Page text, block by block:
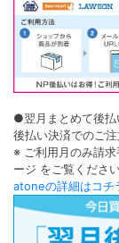
●翌月まとめて後払
後払い決済でのご
※ ご利用月のみ請
ージ をご覧ください
atoneの詳細はコチ